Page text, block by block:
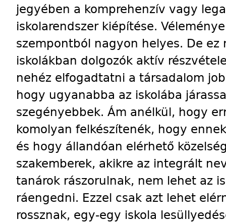
jegyében a kom­p­rehenzív vagy
iskolarendszer kiépítése.
szempontból nagyon helyes. De
iskolákban dolgozók aktív
nehéz elfogadtatni a társadalom
hogy ugyanabba az iskolába
szegényebbek. Ám anélkül, hogy
komolyan felkészítenék, hogy
és hogy állandóan elérhető
szak­emberek, akikre az integrált
tanárok rászorulnak, nem lehet az
ráengedni. Ezzel csak azt lehet
rossznak, egy-egy iskola